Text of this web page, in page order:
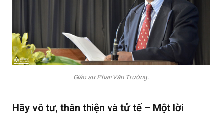
Giáo sư Phan Văn Trường.
Hãy vô tư, thân thiện và tử tế – Một lời